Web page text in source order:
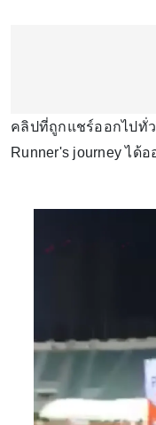
คลิปที่ถูกแชร์ออกไปทั่
Runner's journey ไ